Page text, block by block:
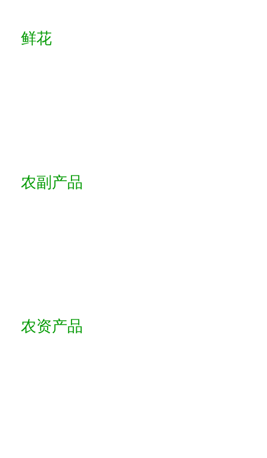
鲜花
农副产品
农资产品